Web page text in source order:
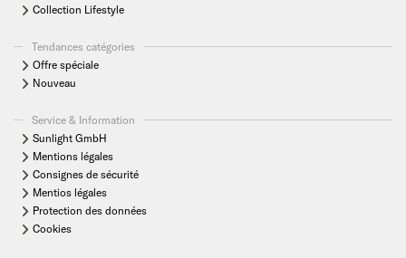
Collection Lifestyle
Tendances catégories
Offre spéciale
Nouveau
Service & Information
Sunlight GmbH
Mentions légales
Consignes de sécurité
Mentios légales
Protection des données
Cookies